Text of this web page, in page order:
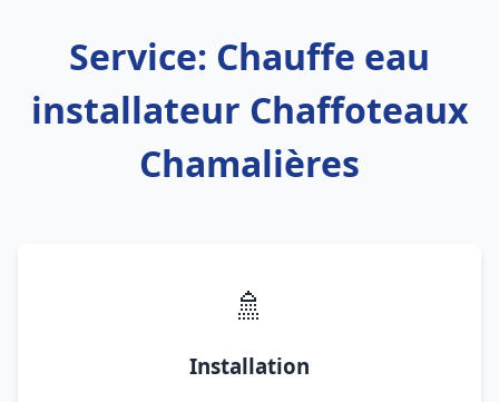
Service: Chauffe eau
installateur Chaffoteaux
Chamalières
🚿
Installation